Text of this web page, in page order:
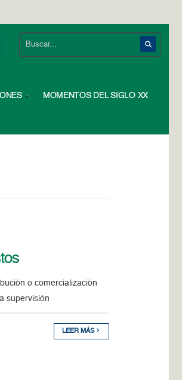
MOMENTOS DEL SIGLO XX
o comercialización
supervisión
LEER MÁS